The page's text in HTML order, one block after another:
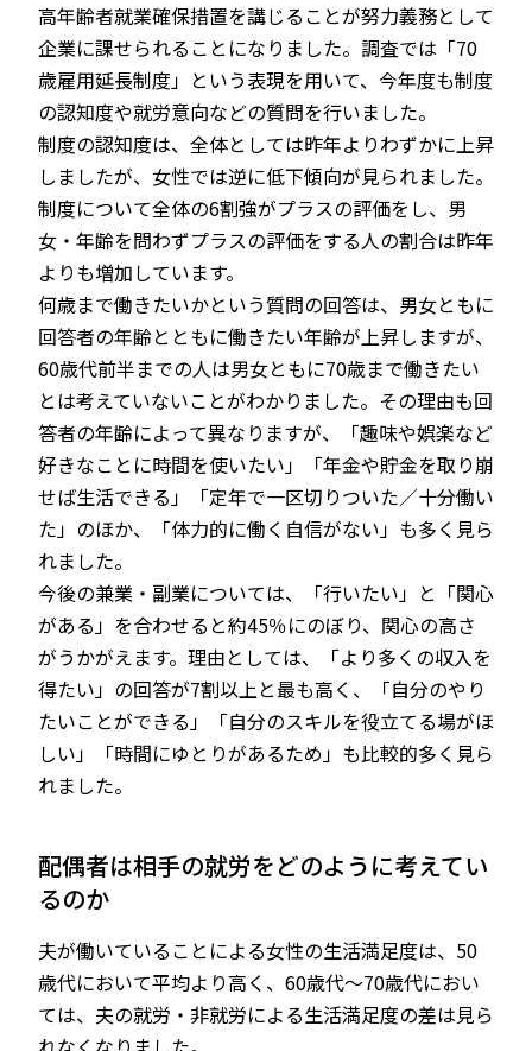
高年齢者就業確保措置を講じることが努力義務として
企業に課せられることになりました。調査では「70
歳雇用延長制度」という表現を用いて、今年度も制度
の認知度や就労意向などの質問を行いました。
制度の認知度は、全体としては昨年よりわずかに上昇
しましたが、女性では逆に低下傾向が見られました。
制度について全体の6割強がプラスの評価をし、男
女・年齢を問わずプラスの評価をする人の割合は昨年
よりも増加しています。
何歳まで働きたいかという質問の回答は、男女ともに
回答者の年齢とともに働きたい年齢が上昇しますが、
60歳代前半までの人は男女ともに70歳まで働きたい
とは考えていないことがわかりました。その理由も回
答者の年齢によって異なりますが、「趣味や娯楽など
好きなことに時間を使いたい」「年金や貯金を取り崩
せば生活できる」「定年で一区切りついた／十分働い
た」のほか、「体力的に働く自信がない」も多く見ら
れました。
今後の兼業・副業については、「行いたい」と「関心
がある」を合わせると約45％にのぼり、関心の高さ
がうかがえます。理由としては、「より多くの収入を
得たい」の回答が7割以上と最も高く、「自分のやり
たいことができる」「自分のスキルを役立てる場がほ
しい」「時間にゆとりがあるため」も比較的多く見ら
れました。
配偶者は相手の就労をどのように考えてい
るのか
夫が働いていることによる女性の生活満足度は、50
歳代において平均より高く、60歳代～70歳代におい
ては、夫の就労・非就労による生活満足度の差は見ら